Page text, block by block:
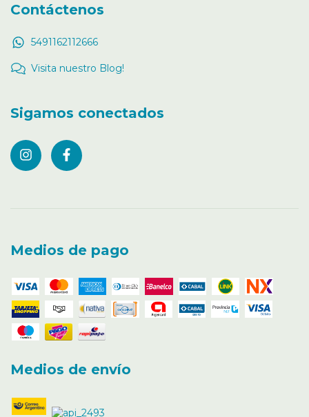
Contáctenos
5491162112666
Visita nuestro Blog!
Sigamos conectados
Medios de pago
Medios de envío